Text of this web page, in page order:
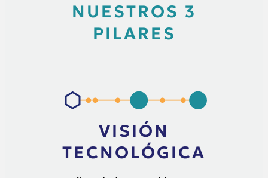
NUESTROS 3
PILARES
VISIÓN
TECNOLÓGICA